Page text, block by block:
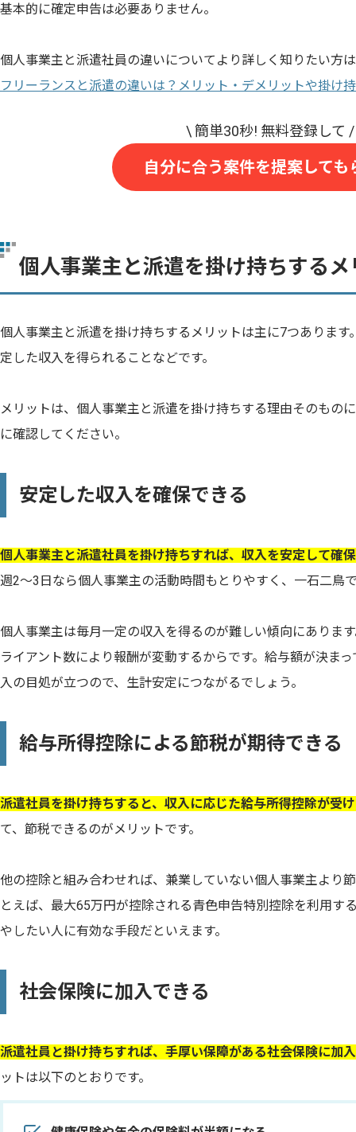
基本的に確定申告は必要ありません。
個人事業主と派遣社員の違いについてより詳しく知りたい方
フリーランスと派遣の違いは？メリット・デメリットや掛け
自分に合う案件を提案しても
個人事業主と派遣を掛け持ちするメ
個人事業主と派遣を掛け持ちするメリットは主に7つありま
定した収入を得られることなどです。
メリットは、個人事業主と派遣を掛け持ちする理由そのもの
に確認してください。
安定した収入を確保できる
個人事業主と派遣社員を掛け持ちすれば、収入を安定して確
週2〜3日なら個人事業主の活動時間もとりやすく、一石二鳥
個人事業主は毎月一定の収入を得るのが難しい傾向にありま
ライアント数により報酬が変動するからです。給与額が決ま
入の目処が立つので、生計安定につながるでしょう。
給与所得控除による節税が期待できる
派遣社員を掛け持ちすると、収入に応じた給与所得控除が受
て、節税できるのがメリットです。
他の控除と組み合わせれば、兼業していない個人事業主より
とえば、最大65万円が控除される青色申告特別控除を利用す
やしたい人に有効な手段だといえます。
社会保険に加入できる
派遣社員と掛け持ちすれば、手厚い保障がある社会保険に加
ットは以下のとおりです。